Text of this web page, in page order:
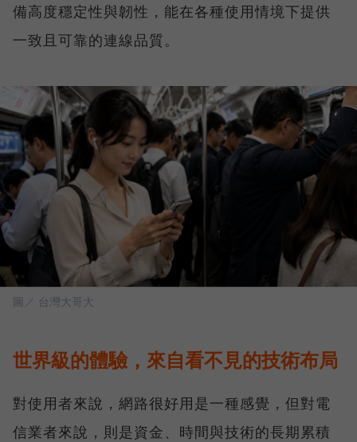
備高度穩定性與韌性，能在各種使用情境下提供
一致且可靠的連線品質。
圖／ 台灣大哥大
世界級的體驗，來自看不見的技術布局
對使用者來說，網路很好用是一種感覺，但對電
信業者來說，則是資金、時間與技術的長期累積